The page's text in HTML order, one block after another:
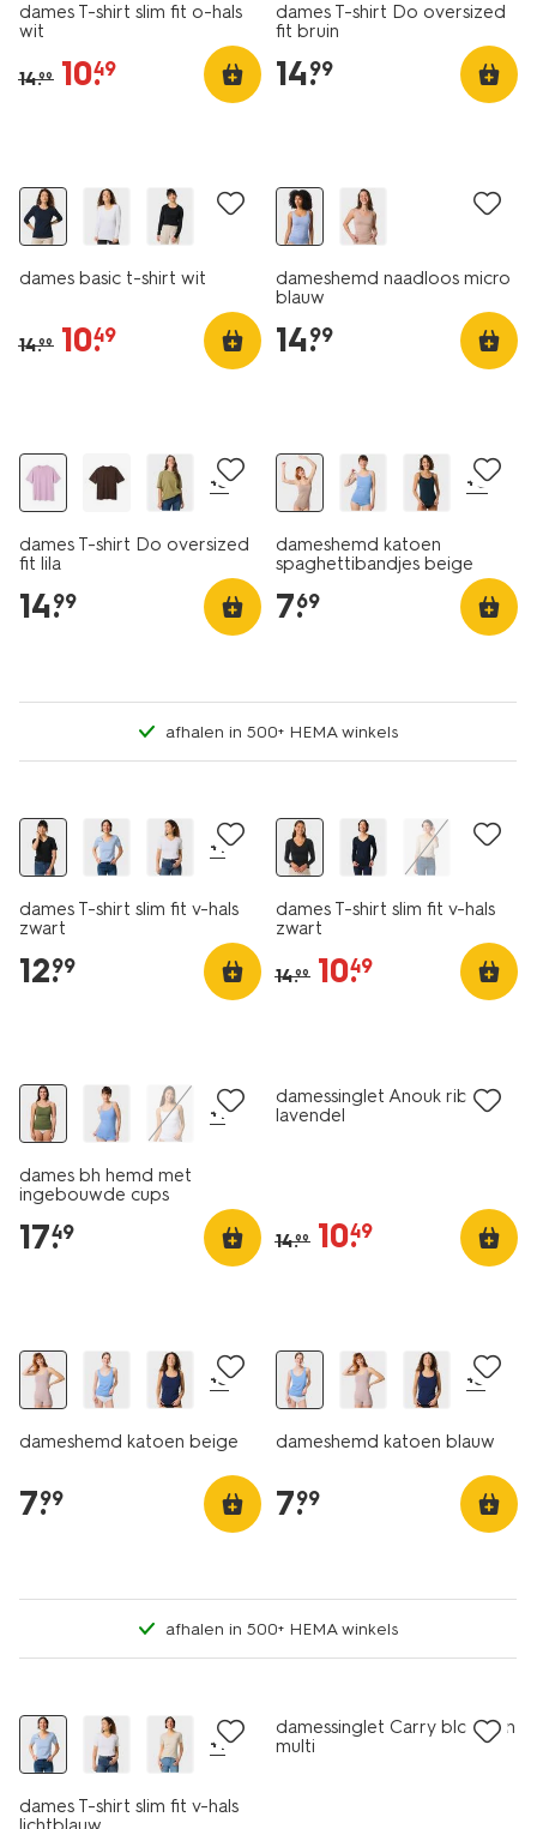
dames T-shirt slim fit o-hals
wit
14.99 10.
49
dames T-shirt Do oversized
fit bruin
14.
99
dames basic t-shirt wit
14.99 10.
49
dameshemd naadloos micro
blauw
14.
99
+3
dames T-shirt Do oversized
fit lila
14.
99
+6
dameshemd katoen
spaghettibandjes beige
7.
69
afhalen in 500+ HEMA winkels
+1
dames T-shirt slim fit v-hals
zwart
12.
99
essential
dames T-shirt slim fit v-hals
zwart
14.99 10.
49
+1
dames bh hemd met
ingebouwde cups
17.
49
damessinglet Anouk rib
lavendel
14.99 10.
49
+3
dameshemd katoen beige
7.
99
+3
dameshemd katoen blauw
7.
99
afhalen in 500+ HEMA winkels
+1
dames T-shirt slim fit v-hals
damessinglet Carry bloemen
multi